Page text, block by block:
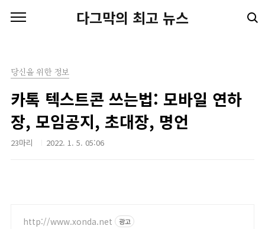
다그막의 최고 뉴스
당신을 위한 정보
카톡 텍스트콘 쓰는법: 모바일 연하
장, 모임공지, 초대장, 명언
23마리 2022. 1. 5. 05:06
http://www.xonda.net 광고